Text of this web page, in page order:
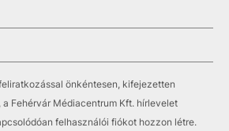
önkéntesen, kifejezetten
Fehérvár Médiacentrum Kft. hírlevelet
felhasználói fiókot hozzon létre.